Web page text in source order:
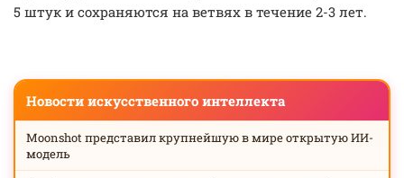
5 штук и сохраняются на ветвях в течение 2-3 лет.
Новости искусственного интеллекта
Moonshot представил крупнейшую в мире открытую ИИ-
модель